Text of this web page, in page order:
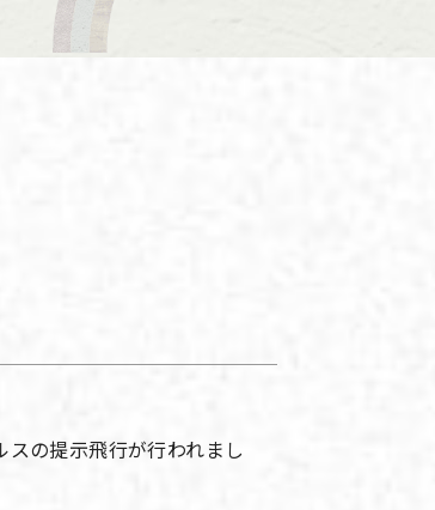
の提示飛行が行われまし